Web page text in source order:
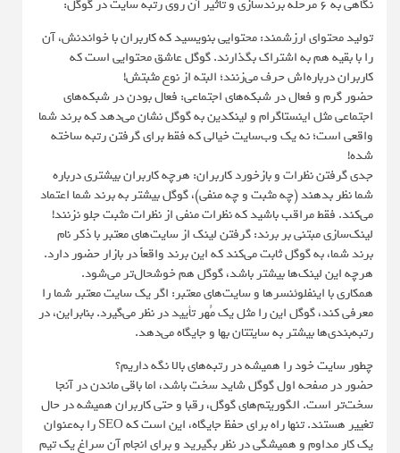
نگاهی به ۶ مرحله برندسازی و تأثیر آن روی رتبه سایت در گوگل:
تولید محتوای ارزشمند: محتوایی بنویسید که کاربران با خواندنش، آن
را با بقیه هم به اشتراک بگذارند. گوگل عاشق محتوایی است که
کاربران درباره‌اش حرف می‌زنند؛ البته از نوع مثبتش!
حضور گرم و فعال در شبکه‌های اجتماعی: فعال بودن در شبکه‌های
اجتماعی مثل اینستاگرام و لینکدین به گوگل نشان می‌دهد که برند شما
واقعی است؛ نه یک وب‌سایت خیالی که فقط برای گرفتن رتبه ساخته
شده!
جدی گرفتن نظرات و بازخورد کاربران: هرچه کاربران بیشتری درباره
شما نظر بدهند (چه مثبت و چه منفی)، گوگل بیشتر به برند شما اعتماد
می‌کند. فقط مراقب باشید که نظرات منفی از نظرات مثبت جلو نزنند!
لینک‌سازی مبتنی بر برند: گرفتن لینک از سایت‌های معتبر با ذکر نام
برند شما، به گوگل ثابت می‌کند که این برند واقعاً در بازار حضور دارد.
هرچه این لینک‌ها بیشتر باشد، گوگل هم خوشحال‌تر می‌شود.
همکاری با اینفلوئنسرها و سایت‌های معتبر: اگر یک سایت معتبر شما را
معرفی کند، گوگل این را مثل یک مُهر تأیید در نظر می‌گیرد. بنابراین، در
رتبه‌بندی‌ها بیشتر به سایتتان بها و جایگاه می‌دهد.
چطور سایت خود را همیشه در رتبه‌های بالا نگه داریم؟
حضور در صفحه اول گوگل شاید سخت باشد، اما باقی ماندن در آنجا
سخت‌تر است. الگوریتم‌های گوگل، رقبا و حتی کاربران همیشه در حال
تغییر هستند. تنها راه برای حفظ جایگاه، این است که SEO را به‌عنوان
یک کار مداوم و همیشگی در نظر بگیرید و برای انجام آن سراغ یک تیم